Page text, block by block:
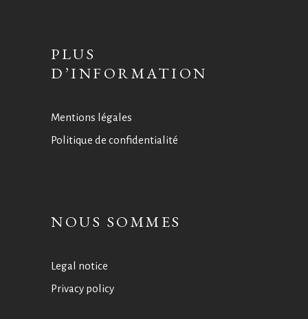
PLUS
D’INFORMATION
Mentions légales
Politique de confidentialité
NOUS SOMMES
Legal notice
Privacy policy